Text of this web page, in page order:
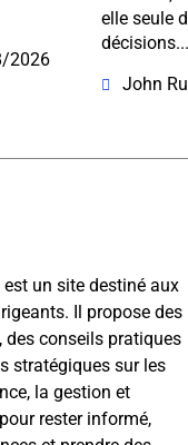
2026
elle seule
décisions...
John
un site destiné aux
Il propose des
des conseils pratiques
stratégiques sur les
la gestion et
rester informé,